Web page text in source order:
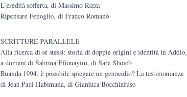
L’eredità sofferta, di Massimo Rizza
Ripensare Fenoglio, di Franco Romanò
SCRITTURE PARALLELE
Alla ricerca di sé stessi: storia di doppie origini e identità in Addio,
a domani di Sabrina Efionayim, di Sara Shoieb
Ruanda 1994: è possibile spiegare un genocidio? La testimonianza
di Jean Paul Habimana, di Gianluca Bocchinfuso